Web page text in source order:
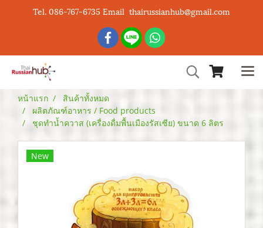
Tel. 086-767-6735 Email thairussianhub@gmail.com
หน้าแรก
สินค้าทั้งหมด
ผลิตภัณฑ์อาหาร / Food products
ชุดทำน้ำควาส (เครื่องดื่มพื้นเมืองรัสเซีย) ขนาด 6 ลิตร
New